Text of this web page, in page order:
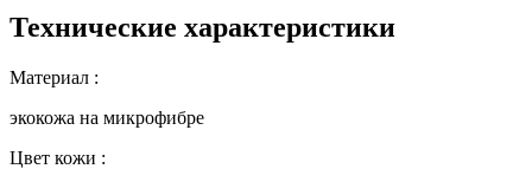
Технические характеристики
Материал :
экокожа на микрофибре
Цвет кожи :